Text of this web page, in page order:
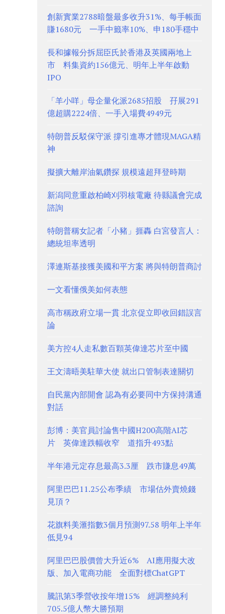
創新實業2788暗盤最多收升31%、每手帳面
賺1680元 一手中籤率10%、申180手穩中
長和據報分拆屈臣氏於香港及英國兩地上
市 料集資約156億元、明年上半年啟動
IPO
「羊小咩」母企量化派2685招股 孖展291
億超購2224倍、一手入場費4949元
特朗普反駁保守派 撐引進專才體現MAGA精
神
擬擴大離岸油氣鑽探 規模遠超拜登時期
新潟同意重啟柏崎刈羽核電廠 待縣議會完成
諮詢
特朗普稱女記者「小豬」捱轟 白宮發言人：
總統坦率透明
澤連斯基接獲美國和平方案 將與特朗普商討
一文看懂俄美如何表態
高市稱政府立場一貫 北京促立即收回錯誤言
論
美方控4人走私數百顆英偉達芯片至中國
王文濤晤美駐華大使 就出口管制表達關切
自民黨內部開會 認為有必要同中方保持溝通
對話
彭博：美官員討論售中國H200高階AI芯
片 英偉達跌幅收窄 道指升493點
半年港元定存息最高3.3厘 跌市賺息49萬
阿里巴巴11.25公布季績 市場估外賣燒錢
見頂？
花旗料美滙指數3個月預測97.58 明年上半年
低見94
阿里巴巴股價曾大升近6% AI應用擬大改
版、加入電商功能 全面對標ChatGPT
騰訊第3季營收按年增15% 經調整純利
705.5億人幣大勝預期